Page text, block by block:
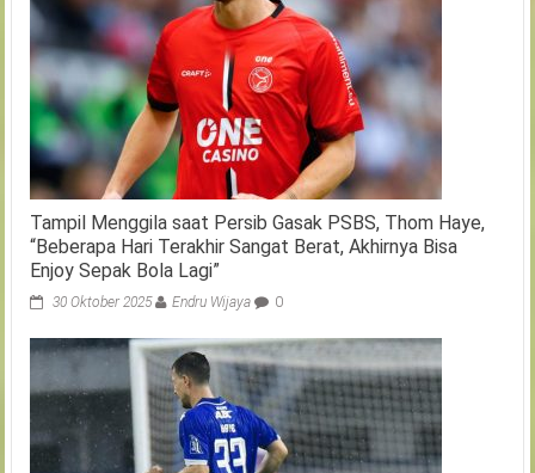
Tampil Menggila saat Persib Gasak PSBS, Thom Haye,
“Beberapa Hari Terakhir Sangat Berat, Akhirnya Bisa
Enjoy Sepak Bola Lagi”
30 Oktober 2025 Endru Wijaya 0